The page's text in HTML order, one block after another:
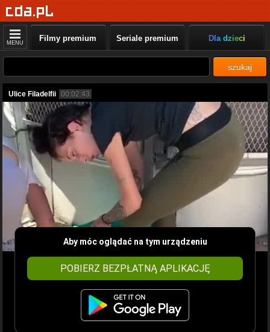
MENU Filmy premium Seriale premium Dla dzieci
szukaj
Ulice Filadelfii 00:02:43
Aby móc oglądać na tym urządzeniu
POBIERZ BEZPŁATNĄ APLIKACJĘ